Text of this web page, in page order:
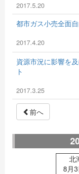
2017.5.20
都市ガス小売全面
2017.4.20
資源市況に影響を
ト
2017.3.25
前へ
北
8月